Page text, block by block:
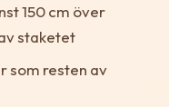
150 cm över
staketet
som resten av